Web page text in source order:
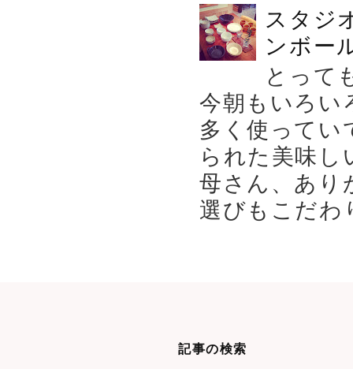
スタジ
ンボー
とって
今朝もいろい
多く使ってい
られた美味
母さん、あり
選びもこだ
記事の検索